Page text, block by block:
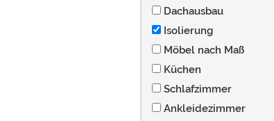
Dachausbau
Isolierung
Möbel nach Maß
Küchen
Schlafzimmer
Ankleidezimmer